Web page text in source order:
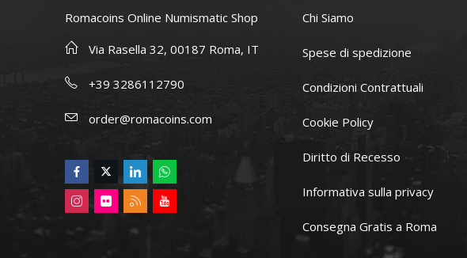
Romacoins Online Numismatic Shop
Via Rasella 32, 00187 Roma, IT
+39 3286112790
order@romacoins.com
Chi Siamo
Spese di spedizione
Condizioni Contrattuali
Cookie Policy
Diritto di Recesso
Informativa sulla privacy
Consegna Gratis a Roma